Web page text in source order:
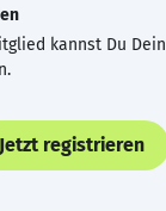
kannst Du
Jetzt registrieren